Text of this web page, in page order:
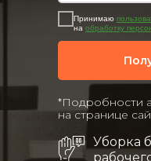
Принимаю
на обработку
*Подробности
на странице
Уборка